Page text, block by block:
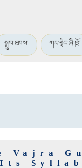
སྒྲུབ་ཐབས། ཀར་གླིང་ཞི་ཁྲོ།
Vajra